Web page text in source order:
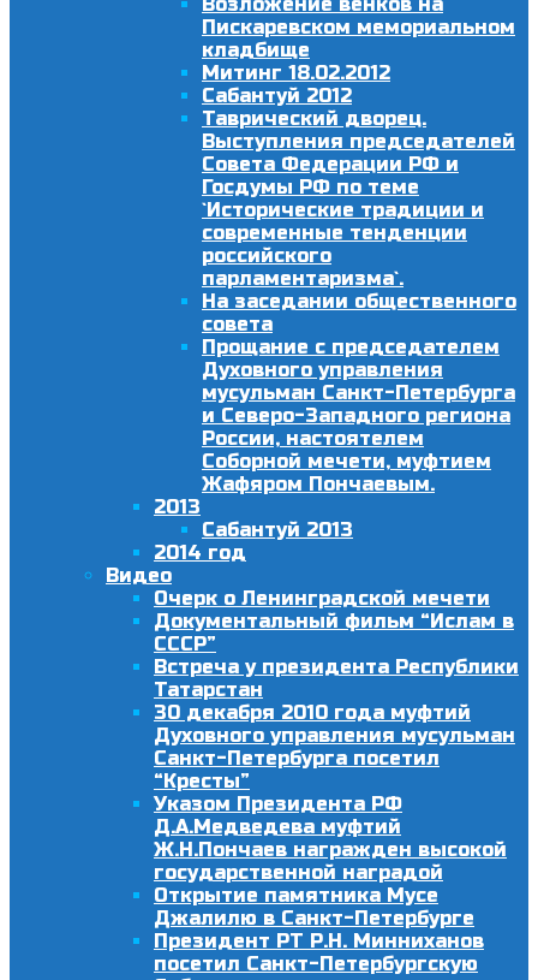
Пискаревском мемориальном
кладбище
Митинг 18.02.2012
Сабантуй 2012
Таврический дворец.
Выступления председателей
Совета Федерации РФ и
Госдумы РФ по теме
`Исторические традиции и
современные тенденции
российского
парламентаризма`.
На заседании общественного
совета
Прощание с председателем
Духовного управления
мусульман Санкт-Петербурга
и Северо-Западного региона
России, настоятелем
Соборной мечети, муфтием
Жафяром Пончаевым.
2013
Сабантуй 2013
2014 год
Видео
Очерк о Ленинградской мечети
Документальный фильм “Ислам в
СССР”
Встреча у президента Республики
Татарстан
30 декабря 2010 года муфтий
Духовного управления мусульман
Санкт-Петербурга посетил
“Кресты”
Указом Президента РФ
Д.А.Медведева муфтий
Ж.Н.Пончаев награжден высокой
государственной наградой
Открытие памятника Мусе
Джалилю в Санкт-Петербурге
Президент РТ Р.Н. Минниханов
посетил Санкт-Петербургскую